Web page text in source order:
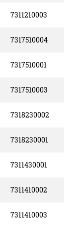
7311210003
7317510004
7317510001
7317510003
7318230002
7318230001
7311430001
7311410002
7311410003